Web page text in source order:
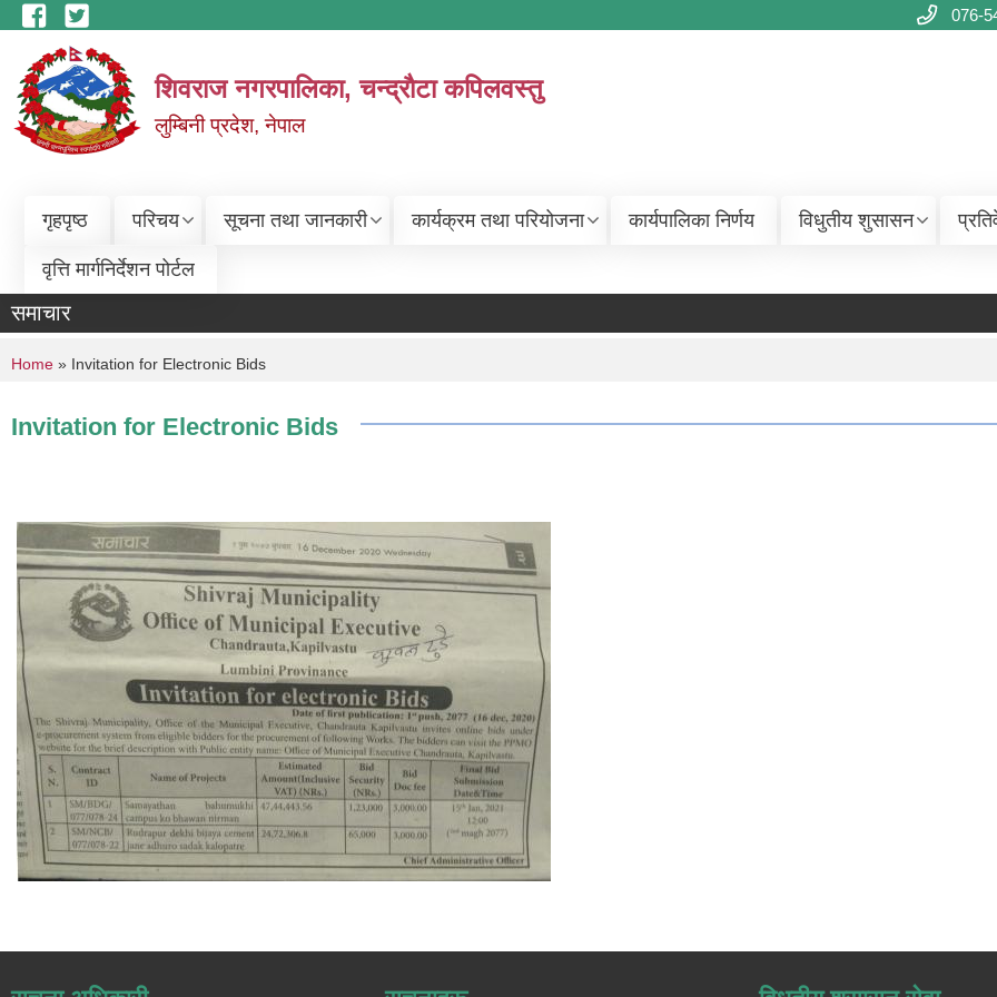
Skip to main content 076-
शिवराज नगरपालिका, चन्द्राैटा कपिलवस्तु
लुम्बिनी प्रदेश, नेपाल
गृहपृष्ठ परिचय सूचना तथा जानकारी कार्यक्रम तथा परियोजना कार्यपालिका निर्णय विधुतीय शुसासन
वृत्ति मार्गनिर्देशन पोर्टल
समाचार
You are here
Home » Invitation for Electronic Bids
Invitation for Electronic Bids